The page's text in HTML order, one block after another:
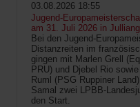
03.08.2026 18:55
Jugend-
am 31. Juli 2026 in
Bei den Jugend-
Distanzreiten im
gingen mit Marlen Grell
PRU) und Djebel Rio
Ruml (PSG Ruppiner
Samal zwei LPBB-
den Start.